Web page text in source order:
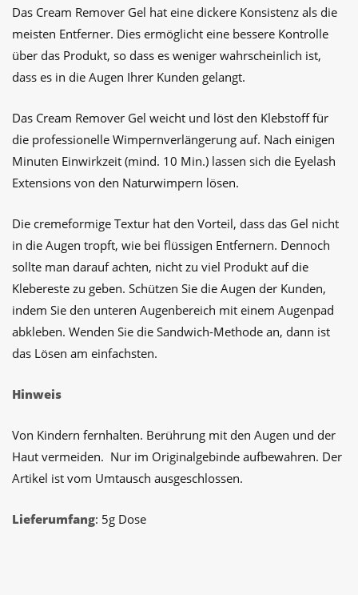
Das Cream Remover Gel hat eine dickere Konsistenz als die
meisten Entferner. Dies ermöglicht eine bessere Kontrolle
über das Produkt, so dass es weniger wahrscheinlich ist,
dass es in die Augen Ihrer Kunden gelangt.
Das Cream Remover Gel weicht und löst den Klebstoff für
die professionelle Wimpernverlängerung auf. Nach einigen
Minuten Einwirkzeit (mind. 10 Min.) lassen sich die Eyelash
Extensions von den Naturwimpern lösen.
Die cremeformige Textur hat den Vorteil, dass das Gel nicht
in die Augen tropft, wie bei flüssigen Entfernern. Dennoch
sollte man darauf achten, nicht zu viel Produkt auf die
Klebereste zu geben. Schützen Sie die Augen der Kunden,
indem Sie den unteren Augenbereich mit einem Augenpad
abkleben. Wenden Sie die Sandwich-Methode an, dann ist
das Lösen am einfachsten.
Hinweis
Von Kindern fernhalten. Berührung mit den Augen und der
Haut vermeiden. Nur im Originalgebinde aufbewahren. Der
Artikel ist vom Umtausch ausgeschlossen.
Lieferumfang: 5g Dose